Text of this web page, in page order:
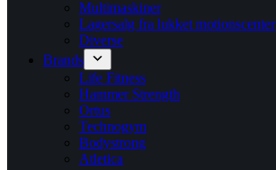
Multimaskiner
Lagersalg fra lukket motionscenter
Diverse
Brands
Life Fitness
Hammer Strength
Ortus
Technogym
Bodystrong
Atletica